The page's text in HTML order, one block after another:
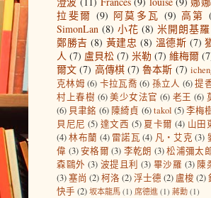
拉斐爾 (9) 阿莫多瓦 (9) 高第
SimonLan (8) 小花 (8) 米開朗基羅
鄭勝吉 (8) 黃建忠 (8) 溫德斯 (7)
人 (7) 盧貝松 (7) 米勒 (7) 維梅爾
爾文 (7) 高傳棋 (7) 魯本斯 (7)
克林姆 (6) 卡拉瓦喬 (6) 孫立人 (6)提
村上春樹 (6) 美少女法官 (6) 老王 (6)
(6) 貝聿銘 (6) 陳綺貞 (6) takol (5)李梅
貝尼尼 (5) 達文西 (5) 夏卡爾 (4) 山田
(4)林布蘭 (4) 雷諾瓦 (4) 凡‧艾克 (3)
偉 (3)安格爾 (3) 李乾朗 (3)松浦彌太
森鷗外 (3) 波提且利 (3) 畢沙羅 (3) 陳
(3)塞尚 (2)柯洛 (2)浮士德 (2) 盧梭 (2)
快手 (2) 坂本龍馬 (1) 席德進 (1) 蔣勳 (1)